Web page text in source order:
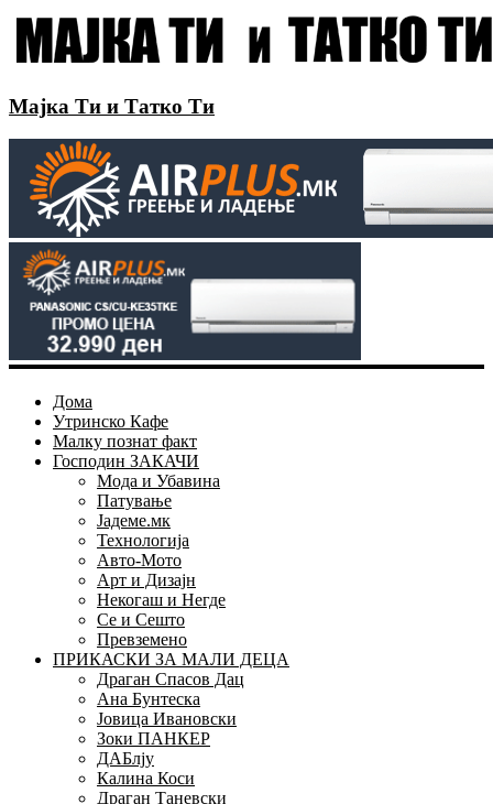
Мајка Ти и Татко Ти
Дома
Утринско Кафе
Малку познат факт
Господин ЗАКАЧИ
Мода и Убавина
Патување
Јадеме.мк
Технологија
Авто-Мото
Арт и Дизајн
Некогаш и Негде
Се и Сешто
Превземено
ПРИКАСКИ ЗА МАЛИ ДЕЦА
Драган Спасов Дац
Ана Бунтеска
Јовица Ивановски
Зоки ПАНКЕР
ДАБлју
Калина Коси
Драган Таневски